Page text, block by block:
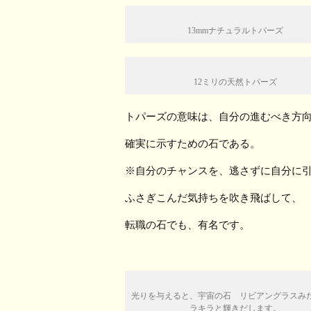
13mmナチュラルトパーズ
12ミリの天然トパーズ
トパーズの意味は、自分の進むべき方
確実に示すための石である。
※自分のチャンスを、逃さずに自分に
ふさぎこんだ気持ちを吹き飛ばして、
転職の石でも、有名です。
光りを与えると、宇宙の石 リビアングラスみ
ラキラと輝きだします。